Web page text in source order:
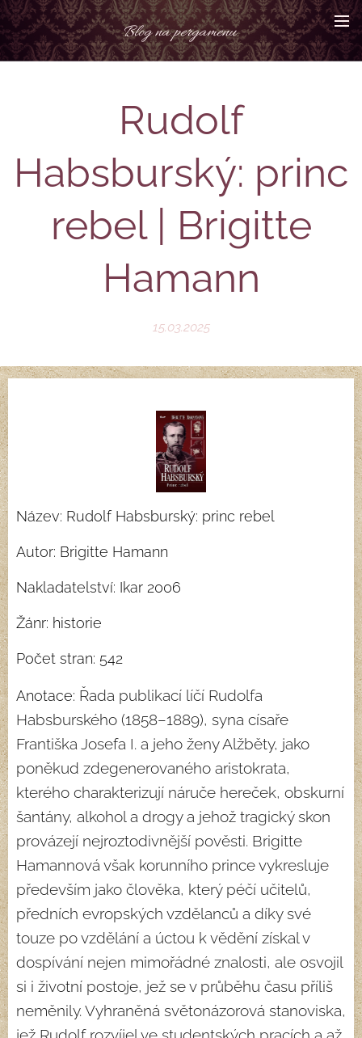
Blog na pergamenu
Rudolf
Habsburský: princ
rebel | Brigitte
Hamann
15.03.2025
Název: Rudolf Habsburský: princ rebel
Autor: Brigitte Hamann
Nakladatelství: Ikar 2006
Žánr: historie
Počet stran: 542
Anotace: Řada publikací líčí Rudolfa
Habsburského (1858–1889), syna císaře
Františka Josefa I. a jeho ženy Alžběty, jako
poněkud zdegenerovaného aristokrata,
kterého charakterizují náruče hereček, obskurní
šantány, alkohol a drogy a jehož tragický skon
provázejí nejroztodivnější pověsti. Brigitte
Hamannová však korunního prince vykresluje
především jako člověka, který péčí učitelů,
předních evropských vzdělanců a díky své
touze po vzdělání a úctou k vědění získal v
dospívání nejen mimořádné znalosti, ale osvojil
si i životní postoje, jež se v průběhu času příliš
neměnily. Vyhraněná světonázorová stanoviska,
jež Rudolf rozvíjel ve studentských pracích a až